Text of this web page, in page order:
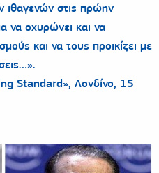
ιθαγενών στις πρώην
να οχυρώνει και να
και να τους προικίζει με
Standard», Λονδίνο, 15